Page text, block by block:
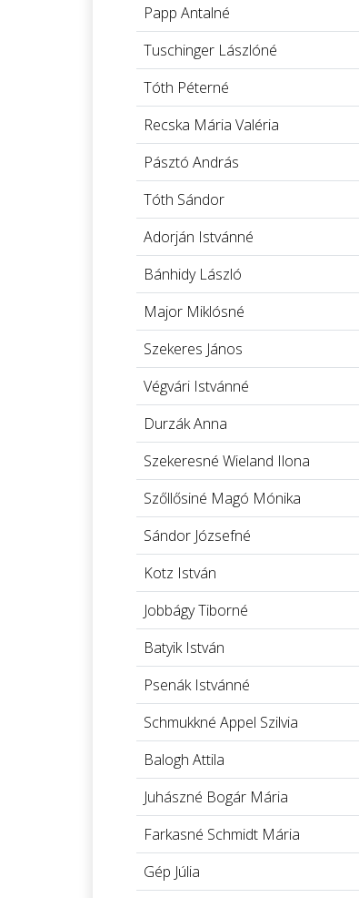
Papp Antalné
Tuschinger Lászlóné
Tóth Péterné
Recska Mária Valéria
Pásztó András
Tóth Sándor
Adorján Istvánné
Bánhidy László
Major Miklósné
Szekeres János
Végvári Istvánné
Durzák Anna
Szekeresné Wieland Ilona
Szőllősiné Magó Mónika
Sándor Józsefné
Kotz István
Jobbágy Tiborné
Batyik István
Psenák Istvánné
Schmukkné Appel Szilvia
Balogh Attila
Juhászné Bogár Mária
Farkasné Schmidt Mária
Gép Júlia